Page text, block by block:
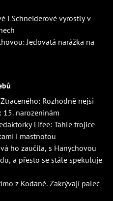
i Schneiderové vyrostly v
Jedovatá narážka na
Rozhodně nejsi
15. narozeninám
Lifee: Tahle trojice
i mastnotou
ho zaučila, s Hanychovou
a přesto se stále spekuluje
z Kodaně. Zakrývají palec